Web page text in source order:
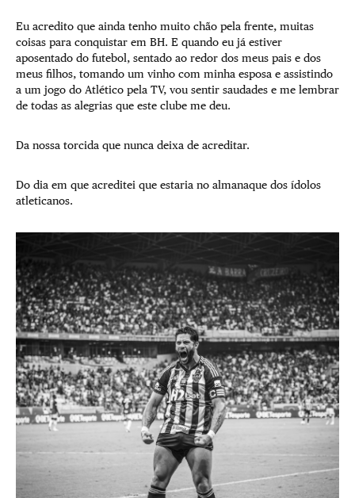
Eu acredito que ainda tenho muito chão pela frente, muitas
coisas para conquistar em BH. E quando eu já estiver
aposentado do futebol, sentado ao redor dos meus pais e dos
meus filhos, tomando um vinho com minha esposa e assistindo
a um jogo do Atlético pela TV, vou sentir saudades e me lembrar
de todas as alegrias que este clube me deu.
Da nossa torcida que nunca deixa de acreditar.
Do dia em que acreditei que estaria no almanaque dos ídolos
atleticanos.